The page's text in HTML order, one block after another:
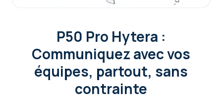
P50 Pro Hytera :
Communiquez avec vos
équipes, partout, sans
contrainte